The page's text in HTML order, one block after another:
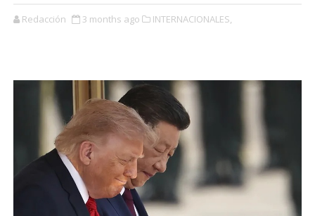
Redacción 3 months ago INTERNACIONALES,